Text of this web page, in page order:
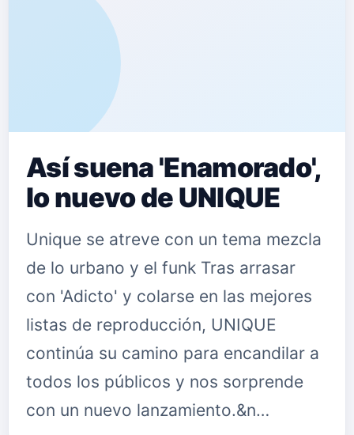
Así suena 'Enamorado',
lo nuevo de UNIQUE
Unique se atreve con un tema mezcla
de lo urbano y el funk Tras arrasar
con 'Adicto' y colarse en las mejores
listas de reproducción, UNIQUE
continúa su camino para encandilar a
todos los públicos y nos sorprende
con un nuevo lanzamiento.&n…